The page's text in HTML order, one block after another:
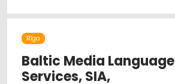
Rīga
Baltic Media Language
Services, SIA,